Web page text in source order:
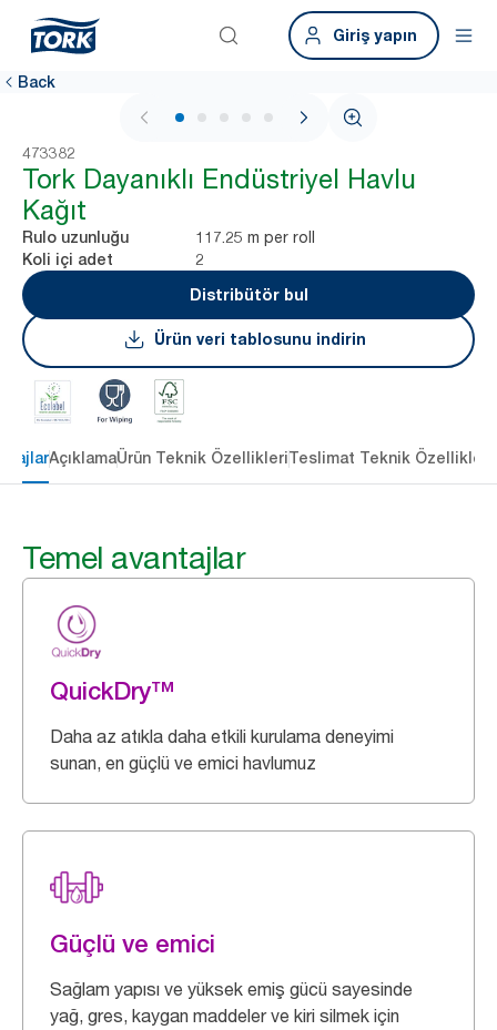
Giriş yapın
Back
1 / 5
473382
Tork Dayanıklı Endüstriyel Havlu
Kağıt
Rulo uzunluğu 117.25 m per roll
Koli içi adet
2
Distribütör bul
Ürün veri tablosunu indirin
AçıklamaÜrün Teknik ÖzellikleriTeslimat Teknik Özellikleri
Temel avantajlar
QuickDry™
Daha az atıkla daha etkili kurulama deneyimi
sunan, en güçlü ve emici havlumuz
Güçlü ve emici
Sağlam yapısı ve yüksek emiş gücü sayesinde
yağ, gres, kaygan maddeler ve kiri silmek için